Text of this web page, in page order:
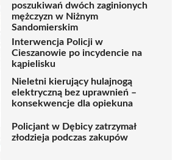
poszukiwań dwóch zaginionych
mężczyzn w Niżnym
Sandomierskim
Interwencja Policji w
Cieszanowie po incydencie na
kąpielisku
Nieletni kierujący hulajnogą
elektryczną bez uprawnień –
konsekwencje dla opiekuna
Policjant w Dębicy zatrzymał
złodzieja podczas zakupów